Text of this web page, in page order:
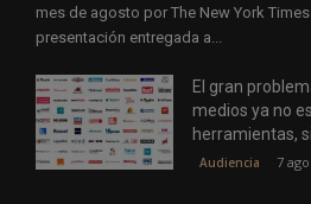
mes de agosto por The New York
presentación entregada a...
El gran
medios ya no
herramientas,
Audiencia 7